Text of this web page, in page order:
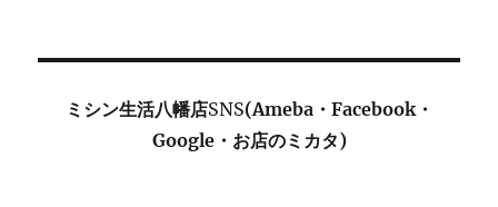
ミシン生活八幡店SNS(Ameba・Facebook・
Google・お店のミカタ)